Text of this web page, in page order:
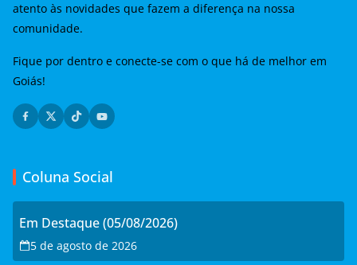
atento às novidades que fazem a diferença na nossa
comunidade.
Fique por dentro e conecte-se com o que há de melhor em
Goiás!
Coluna Social
Em Destaque (05/08/2026)
5 de agosto de 2026